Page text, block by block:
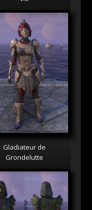
Gladiateur de
Grondelutte